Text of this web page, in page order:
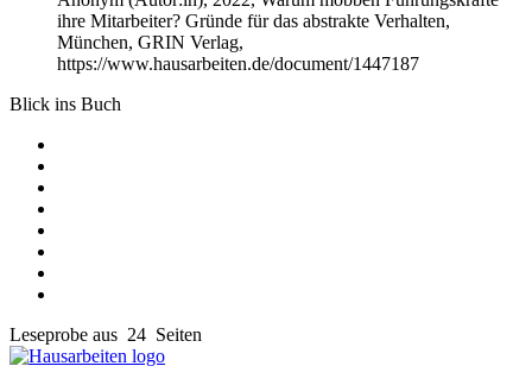
ihre Mitarbeiter? Gründe für das abstrakte Verhalten,
München, GRIN Verlag,
https://www.hausarbeiten.de/document/1447187
Blick ins Buch
Leseprobe aus 24 Seiten